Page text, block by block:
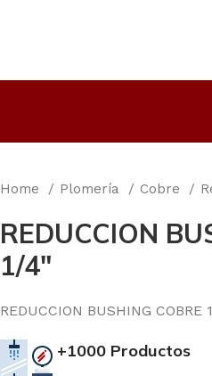
Home Plomería Cobre
REDUCCION
1/4″
REDUCCION BUSHING COBRE
+1000 Productos